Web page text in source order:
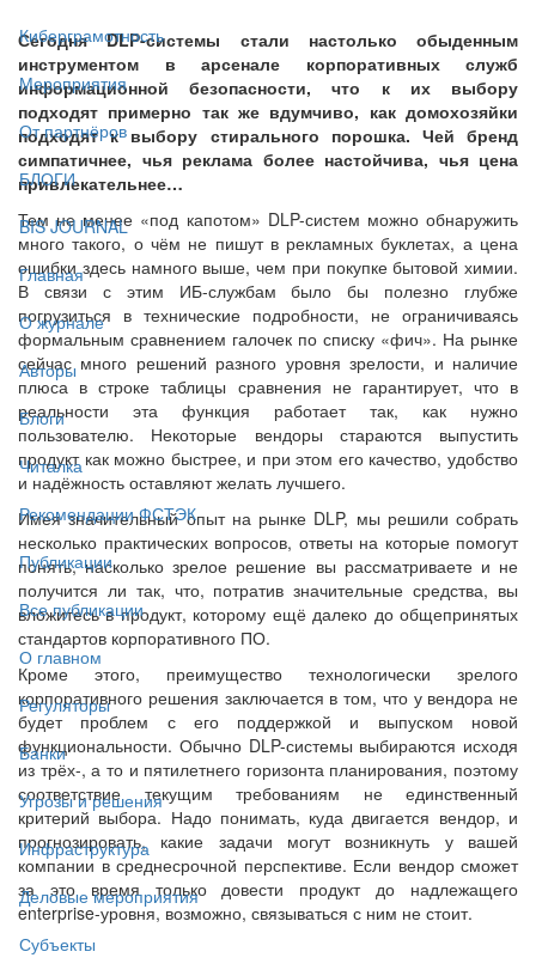
Киберграмотность
Мероприятия
От партнёров
БЛОГИ
BIS JOURNAL
Главная
О журнале
Авторы
Блоги
Читалка
Рекомендации ФСТЭК
Публикации
Все публикации
О главном
Регуляторы
Банки
Угрозы и решения
Инфраструктура
Деловые мероприятия
Субъекты
Сегодня DLP-системы стали настолько обыденным
инструментом в арсенале корпоративных служб
информационной безопасности, что к их выбору
подходят примерно так же вдумчиво, как домохозяйки
подходят к выбору стирального порошка. Чей бренд
симпатичнее, чья реклама более настойчива, чья цена
привлекательнее…
Тем не менее «под капотом» DLP-систем можно обнаружить
много такого, о чём не пишут в рекламных буклетах, а цена
ошибки здесь намного выше, чем при покупке бытовой химии.
В связи с этим ИБ-службам было бы полезно глубже
погрузиться в технические подробности, не ограничиваясь
формальным сравнением галочек по списку «фич». На рынке
сейчас много решений разного уровня зрелости, и наличие
плюса в строке таблицы сравнения не гарантирует, что в
реальности эта функция работает так, как нужно
пользователю. Некоторые вендоры стараются выпустить
продукт как можно быстрее, и при этом его качество, удобство
и надёжность оставляют желать лучшего.
Имея значительный опыт на рынке DLP, мы решили собрать
несколько практических вопросов, ответы на которые помогут
понять, насколько зрелое решение вы рассматриваете и не
получится ли так, что, потратив значительные средства, вы
вложитесь в продукт, которому ещё далеко до общепринятых
стандартов корпоративного ПО.
Кроме этого, преимущество технологически зрелого
корпоративного решения заключается в том, что у вендора не
будет проблем с его поддержкой и выпуском новой
функциональности. Обычно DLP-системы выбираются исходя
из трёх-, а то и пятилетнего горизонта планирования, поэтому
соответствие текущим требованиям не единственный
критерий выбора. Надо понимать, куда двигается вендор, и
прогнозировать, какие задачи могут возникнуть у вашей
компании в среднесрочной перспективе. Если вендор сможет
за это время только довести продукт до надлежащего
enterprise-уровня, возможно, связываться с ним не стоит.